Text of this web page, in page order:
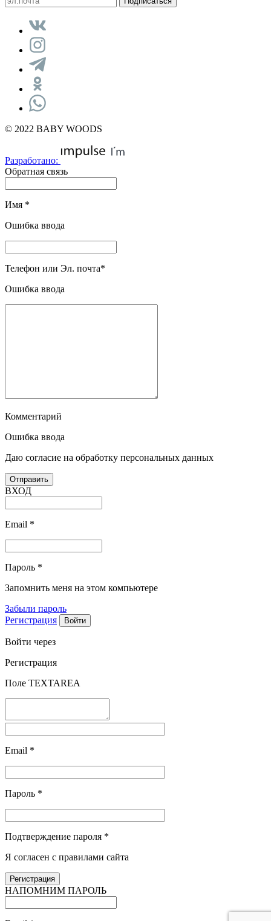
© 2022 BABY WOODS
Разработано:
Обратная связь
Имя *
Ошибка ввода
Телефон или Эл. почта*
Ошибка ввода
Комментарий
Ошибка ввода
Даю согласие на обработку персональных данных
ВХОД
Email *
Пароль *
Запомнить меня на этом компьютере
Забыли пароль
Регистрация
Войти через
Регистрация
Поле TEXTAREA
Email *
Пароль *
Подтверждение пароля *
Я согласен с правилами сайта
НАПОМНИМ ПАРОЛЬ